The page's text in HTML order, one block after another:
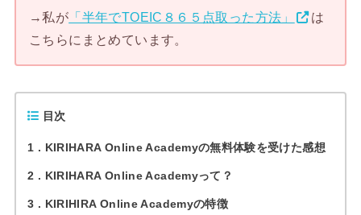
→私が 「半年でTOEIC８６５点取った方法」
は
こちらにまとめています。
目次
1 KIRIHARA Online Academyの無料体験を受けた感想
2 KIRIHARA Online Academyって？
3 KIRIHIRA Online Academyの特徴